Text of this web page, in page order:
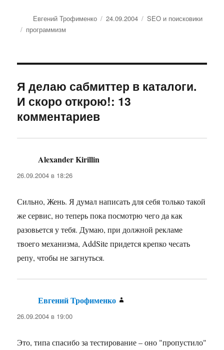
Автор
Евгений Трофименко Опубликовано
24.09.2004 Рубрики
SEO и поисковики
Метки
программизм
Я делаю сабмиттер в каталоги.
И скоро открою!: 13
комментариев
Alexander Kirillin
26.09.2004 в 18:26
Сильно, Жень. Я думал написать для себя только такой
же сервис, но теперь пока посмотрю чего да как
разовьется у тебя. Думаю, при должной рекламе
твоего механизма, AddSite придется крепко чесать
репу, чтобы не загнуться.
Евгений Трофименко
26.09.2004 в 19:00
Это, типа спасибо за тестирование – оно "пропустило"